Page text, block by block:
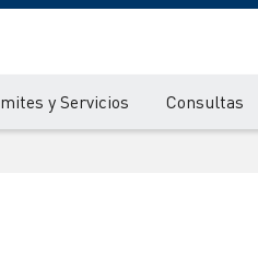
y Servicios Consultas